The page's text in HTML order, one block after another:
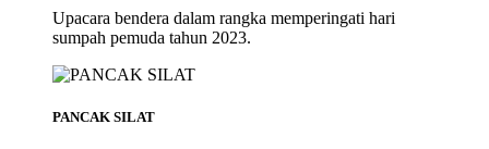
Upacara bendera dalam rangka memperingati hari
sumpah pemuda tahun 2023.
PANCAK SILAT